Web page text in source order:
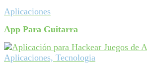
Aplicaciones
App Para Guitarra
Aplicaciones, Tecnologia